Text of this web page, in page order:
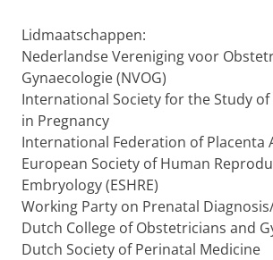
c
h
P
o
r
t
a
Lidmaatschappen:
Nederlandse Vereniging voor
Gynaecologie (NVOG)
International Society for the Study
in Pregnancy
International Federation of Placenta
European Society of Human
Embryology (ESHRE)
Working Party on Prenatal
Dutch College of Obstetricians and
Dutch Society of Perinatal Medicine